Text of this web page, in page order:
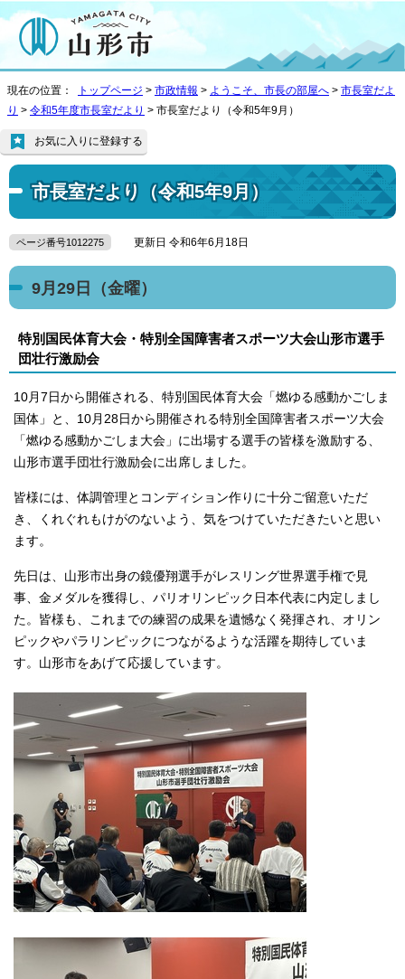
現在の位置： トップページ > 市政情報 > ようこそ、市長の部屋へ > 市長室だよ
り > 令和5年度市長室だより > 市長室だより（令和5年9月）
市長室だより（令和5年9月）
お気に入りに登録する
ページ番号1012275 更新日 令和6年6月18日
9月29日（金曜）
特別国民体育大会・特別全国障害者スポーツ大会山形市選手
団壮行激励会
10月7日から開催される、特別国民体育大会「燃ゆる感動かごしま
国体」と、10月28日から開催される特別全国障害者スポーツ大会
「燃ゆる感動かごしま大会」に出場する選手の皆様を激励する、
山形市選手団壮行激励会に出席しました。
皆様には、体調管理とコンディション作りに十分ご留意いただ
き、くれぐれもけがのないよう、気をつけていただきたいと思い
ます。
先日は、山形市出身の鏡優翔選手がレスリング世界選手権で見
事、金メダルを獲得し、パリオリンピック日本代表に内定しまし
た。皆様も、これまでの練習の成果を遺憾なく発揮され、オリン
ピックやパラリンピックにつながるような活躍を期待していま
す。山形市をあげて応援しています。